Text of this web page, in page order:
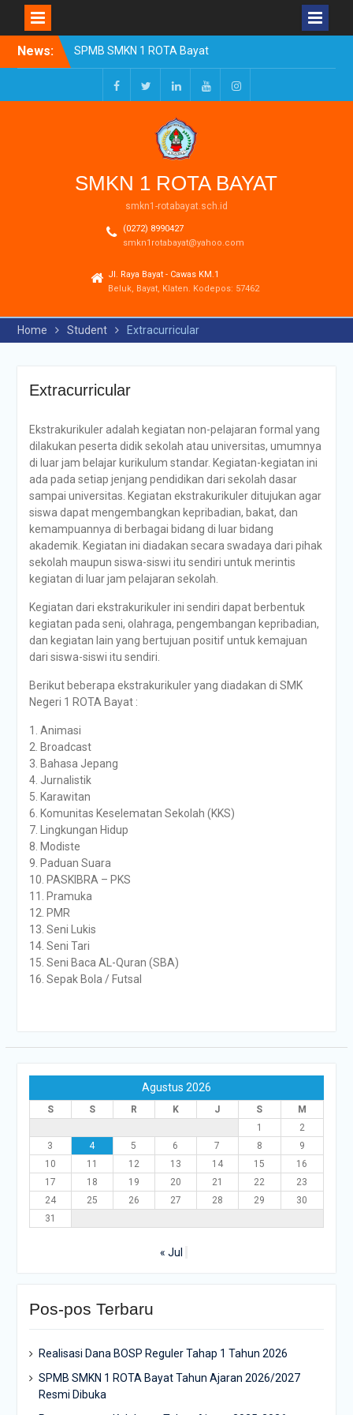
News:
SPMB SMKN 1 ROTA Bayat
Tahun Ajaran 2026/2027
Resmi Dibuka
Pengumuman Kelulusan
Tahun Ajaran 2025-2026
Realisasi Dana BOSP
Reguler Tahap 1 Tahun
FacebookTwitterLinkedInYoutubeInstagram
SMKN 1 ROTA BAYAT
smkn1-rotabayat.sch.id
(0272) 8990427
smkn1rotabayat@yahoo.com
Jl. Raya Bayat - Cawas KM.1
Beluk, Bayat, Klaten. Kodepos: 57462
Home Student Extracurricular
Extracurricular
Ekstrakurikuler adalah kegiatan non-pelajaran formal yang
dilakukan peserta didik sekolah atau universitas, umumnya
di luar jam belajar kurikulum standar. Kegiatan-kegiatan ini
ada pada setiap jenjang pendidikan dari sekolah dasar
sampai universitas. Kegiatan ekstrakurikuler ditujukan agar
siswa dapat mengembangkan kepribadian, bakat, dan
kemampuannya di berbagai bidang di luar bidang
akademik. Kegiatan ini diadakan secara swadaya dari pihak
sekolah maupun siswa-siswi itu sendiri untuk merintis
kegiatan di luar jam pelajaran sekolah.
Kegiatan dari ekstrakurikuler ini sendiri dapat berbentuk
kegiatan pada seni, olahraga, pengembangan kepribadian,
dan kegiatan lain yang bertujuan positif untuk kemajuan
dari siswa-siswi itu sendiri.
Berikut beberapa ekstrakurikuler yang diadakan di SMK
Negeri 1 ROTA Bayat :
1. Animasi
2. Broadcast
3. Bahasa Jepang
4. Jurnalistik
5. Karawitan
6. Komunitas Keselematan Sekolah (KKS)
7. Lingkungan Hidup
8. Modiste
9. Paduan Suara
10. PASKIBRA – PKS
11. Pramuka
12. PMR
13. Seni Lukis
14. Seni Tari
15. Seni Baca AL-Quran (SBA)
16. Sepak Bola / Futsal
Agustus 2026
S S R K J S
M
1
2
3
4 5 6 7 8
9
10
11 12 13 14 15
16
17
18 19 20 21 22
23
24
25 26 27 28 29
30
31
« Jul
Pos-pos Terbaru
Realisasi Dana BOSP Reguler Tahap 1 Tahun 2026
SPMB SMKN 1 ROTA Bayat Tahun Ajaran 2026/2027
Resmi Dibuka